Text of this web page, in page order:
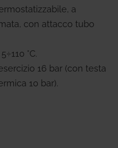
a
con attacco tubo
°C.
16 bar (con testa
10 bar).